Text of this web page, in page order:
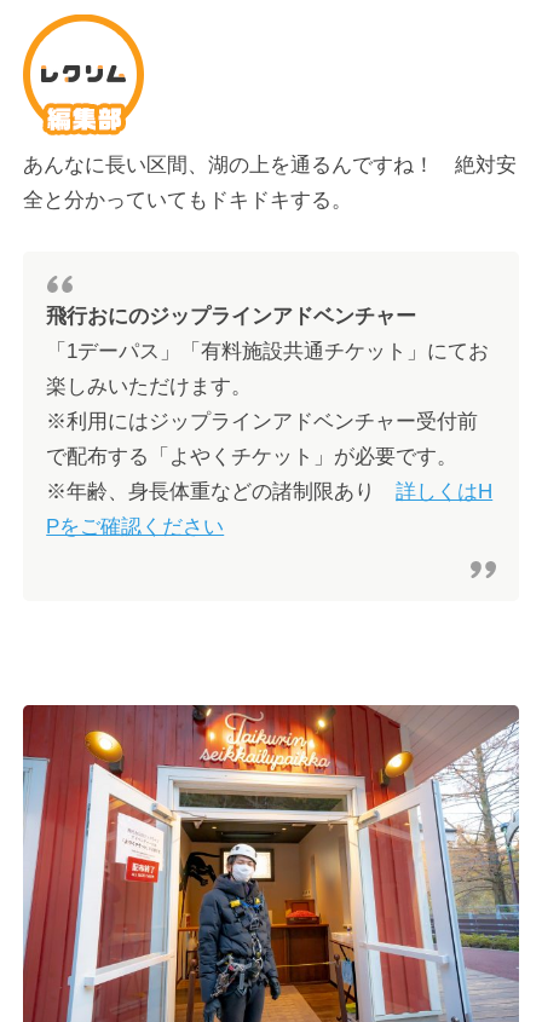
あんなに長い区間、湖の上を通るんですね！ 絶対安
全と分かっていてもドキドキする。
飛行おにのジップラインアドベンチャー
「1デーパス」「有料施設共通チケット」にてお
楽しみいただけます。
※利用にはジップラインアドベンチャー受付前
で配布する「よやくチケット」が必要です。
※年齢、身長体重などの諸制限あり詳しくはH
Pをご確認ください